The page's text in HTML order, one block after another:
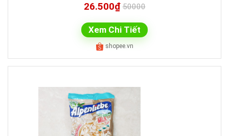
26.500₫ 50000
Xem Chi Tiết
shopee.vn